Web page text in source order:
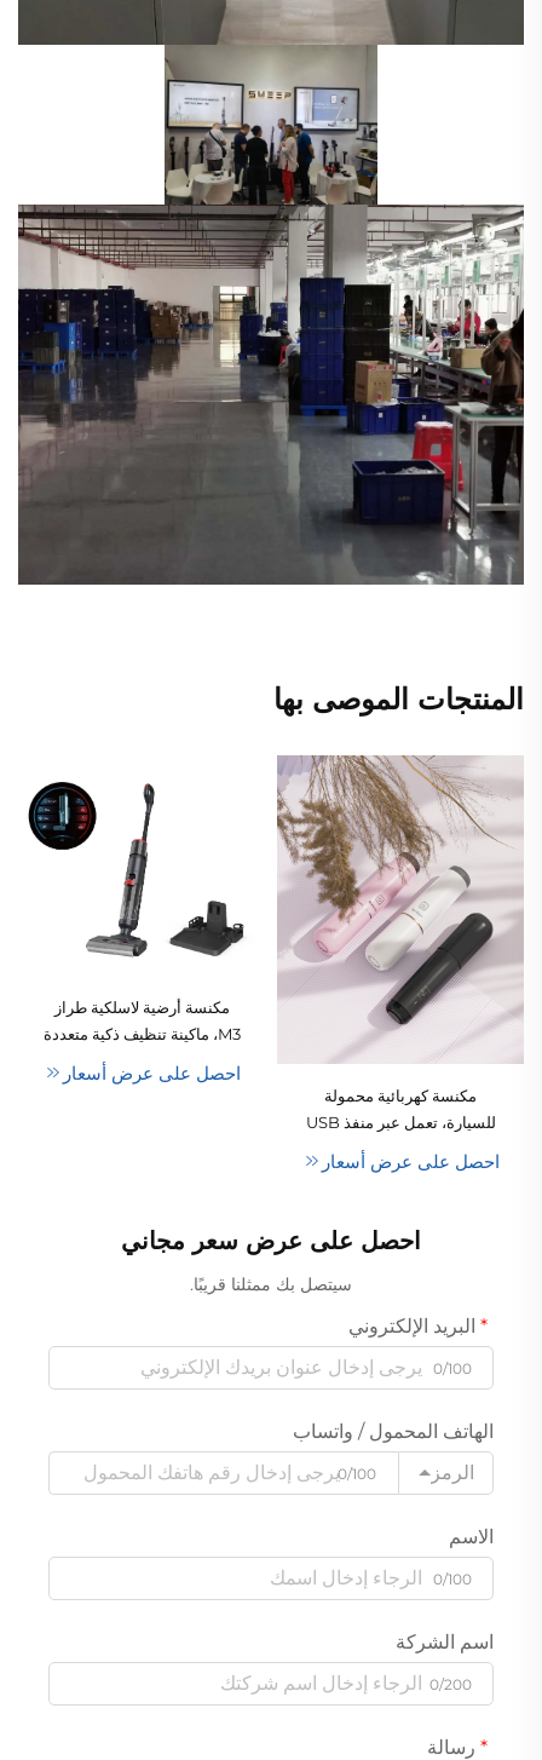
المنتجات الموصى بها
مكنسة كهربائية محمولة
للسيارة، تعمل عبر منفذ USB
وبطارية ليثيوم أيون، شفط
جاف عالي الأداء بقوة ٦٥ واط
ضمان لمدة سنة واحدة،
تصميم صغير الحجم
احصل على عرض أسعار
مكنسة أرضية لاسلكية طراز
M3، ماكينة تنظيف ذكية متعددة
الوظائف للتنظيف الرطب
والجاف.
احصل على عرض أسعار
احصل على عرض سعر مجاني
سيتصل بك ممثلنا قريبًا.
البريد الإلكتروني
0/100
الهاتف المحمول / واتساب
الرمز
0/100
الاسم
0/100
اسم الشركة
0/200
رسالة